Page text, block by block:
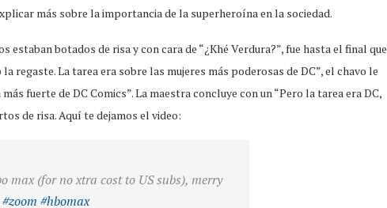
más sobre la importancia de la superheroína en la sociedad.
botados de risa y con cara de “¿Khé Verdura?”, fue hasta el final que
regaste. La tarea era sobre las mujeres más poderosas de DC”, el chavo le
fuerte de DC Comics”. La maestra concluye con un “Pero la tarea era DC,
de risa. Aquí te dejamos el video:
max (for no xtra cost to US subs), merry
#zoom #hbomax